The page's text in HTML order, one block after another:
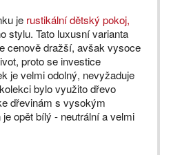
je rustikální dětský pokoj,
stylu. Tato luxusní varianta
cenově dražší, avšak vysoce
proto se investice
je velmi odolný, nevyžaduje
bylo využito dřevo
dřevinám s vysokým
opět bílý - neutrální a velmi